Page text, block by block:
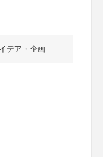
デア・企画